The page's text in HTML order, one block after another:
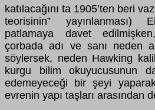
katılacağını ta 1905’ten beri
teorisinin”
patlamaya davet
çorbada adı ve sanı neden
söylersek, neden Hawking
kurgu bilim okuyucusunun
edemeyeceği bir şeyi
evrenin yapı taşları arasından